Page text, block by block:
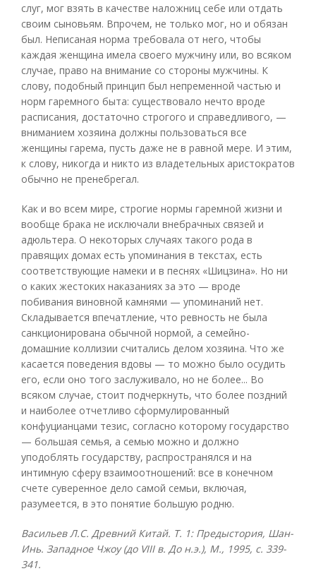
слуг, мог взять в качестве наложниц себе или отдать
своим сыновьям. Впрочем, не только мог, но и обязан
был. Неписаная норма требовала от него, чтобы
каждая женщина имела своего мужчину или, во всяком
случае, право на внимание со стороны мужчины. К
слову, подобный принцип был непременной частью и
норм гаремного быта: существовало нечто вроде
расписания, достаточно строгого и справедливого, —
вниманием хозяина должны пользоваться все
женщины гарема, пусть даже не в равной мере. И этим,
к слову, никогда и никто из владетельных аристократов
обычно не пренебрегал.
Как и во всем мире, строгие нормы гаремной жизни и
вообще брака не исключали внебрачных связей и
адюльтера. О некоторых случаях такого рода в
правящих домах есть упоминания в текстах, есть
соответствующие намеки и в песнях «Шицзина». Но ни
о каких жестоких наказаниях за это — вроде
побивания виновной камнями — упоминаний нет.
Складывается впечатление, что ревность не была
санкционирована обычной нормой, а семейно-
домашние коллизии считались делом хозяина. Что же
касается поведения вдовы — то можно было осудить
его, если оно того заслуживало, но не более... Во
всяком случае, стоит подчеркнуть, что более поздний
и наиболее отчетливо сформулированный
конфуцианцами тезис, согласно которому государство
— большая семья, а семью можно и должно
уподоблять государству, распространялся и на
интимную сферу взаимоотношений: все в конечном
счете суверенное дело самой семьи, включая,
разумеется, в это понятие большую родню.
Васильев Л.С. Древний Китай. Т. 1: Предыстория, Шан-
Инь. Западное Чжоу (до VIII в. До н.э.), М., 1995, с. 339-
341.